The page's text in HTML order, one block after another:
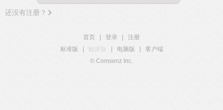
还没有注册？
首页 登录
注册
标准版
触屏版 电脑版
客户端
© Comsenz Inc.